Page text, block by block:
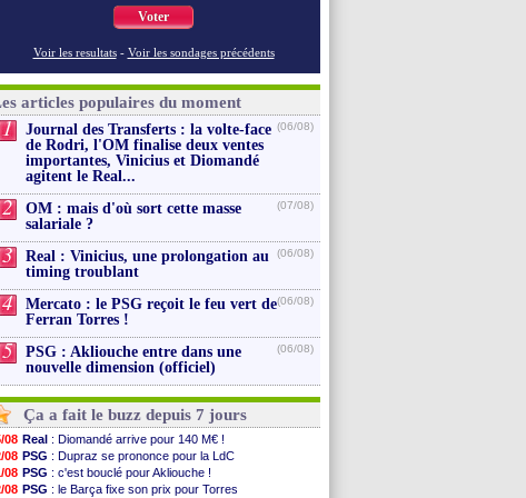
Voter
Voir les resultats - Voir les sondages précédents
articles populaires du moment
1
Journal des Transferts : la volte-face
de Rodri, l'OM finalise deux ventes
importantes, Vinicius et Diomandé
agitent le Real...
(06/08)
2
OM : mais d'où sort cette masse
salariale ?
(07/08)
3
Real : Vinicius, une prolongation au
timing troublant
(06/08)
4
Mercato : le PSG reçoit le feu vert de
Ferran Torres !
(06/08)
5
PSG : Akliouche entre dans une
nouvelle dimension (officiel)
(06/08)
Ça a fait le buzz depuis 7 jours
08 Real : Diomandé arrive pour 140 M€ !
08 PSG : Dupraz se prononce pour la LdC
08 PSG : c'est bouclé pour Akliouche !
08 PSG : le Barça fixe son prix pour Torres